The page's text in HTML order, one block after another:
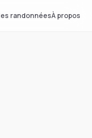
randonnéesÀ propos